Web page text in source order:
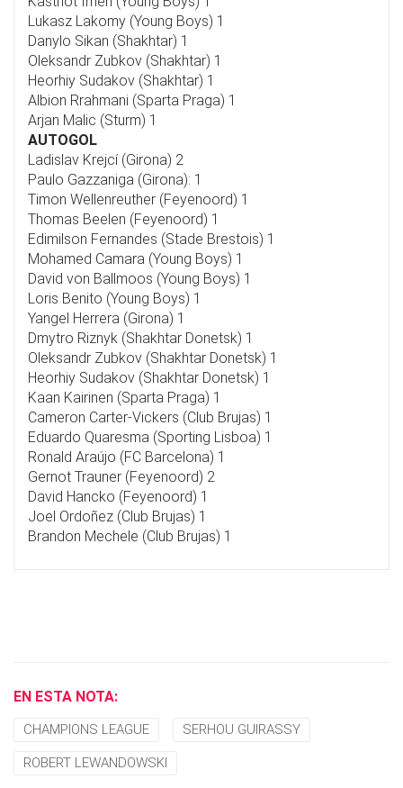
Lukasz Lakomy (Young Boys) 1
Danylo Sikan (Shakhtar) 1
Oleksandr Zubkov (Shakhtar) 1
Heorhiy Sudakov (Shakhtar) 1
Albion Rrahmani (Sparta Praga) 1
Arjan Malic (Sturm) 1
AUTOGOL
Ladislav Krejcí (Girona) 2
Paulo Gazzaniga (Girona): 1
Timon Wellenreuther (Feyenoord) 1
Thomas Beelen (Feyenoord) 1
Edimilson Fernandes (Stade Brestois) 1
Mohamed Camara (Young Boys) 1
David von Ballmoos (Young Boys) 1
Loris Benito (Young Boys) 1
Yangel Herrera (Girona) 1
Dmytro Riznyk (Shakhtar Donetsk) 1
Oleksandr Zubkov (Shakhtar Donetsk) 1
Heorhiy Sudakov (Shakhtar Donetsk) 1
Kaan Kairinen (Sparta Praga) 1
Cameron Carter-Vickers (Club Brujas) 1
Eduardo Quaresma (Sporting Lisboa) 1
Ronald Araújo (FC Barcelona) 1
Gernot Trauner (Feyenoord) 2
David Hancko (Feyenoord) 1
Joel Ordoñez (Club Brujas) 1
Brandon Mechele (Club Brujas) 1
EN ESTA NOTA:
CHAMPIONS LEAGUE SERHOU GUIRASSY
ROBERT LEWANDOWSKI